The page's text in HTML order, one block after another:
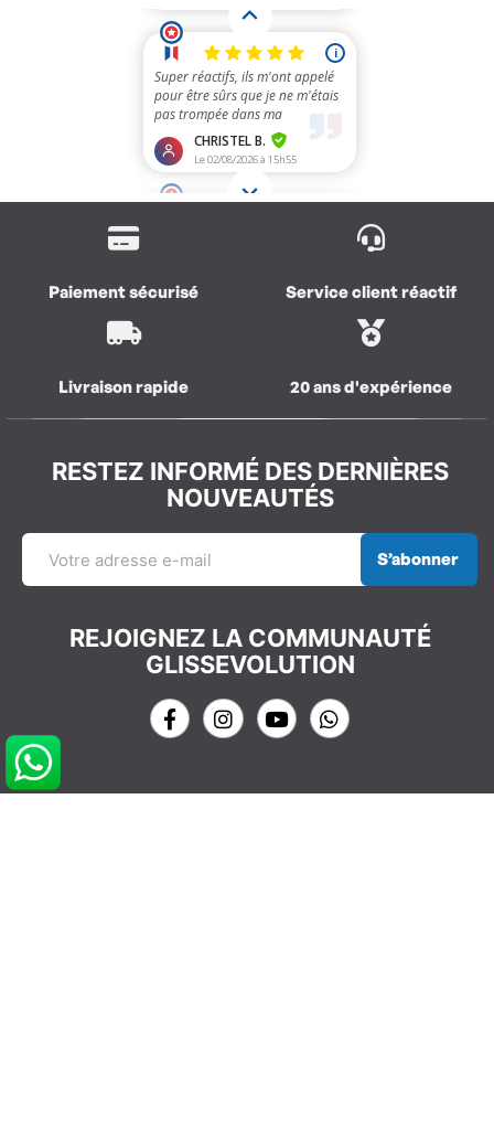
Paiement sécurisé Service client réactif
Livraison rapide 20 ans d'expérience
RESTEZ INFORMÉ DES DERNIÈRES
NOUVEAUTÉS
S’abonner
REJOIGNEZ LA COMMUNAUTÉ
GLISSEVOLUTION